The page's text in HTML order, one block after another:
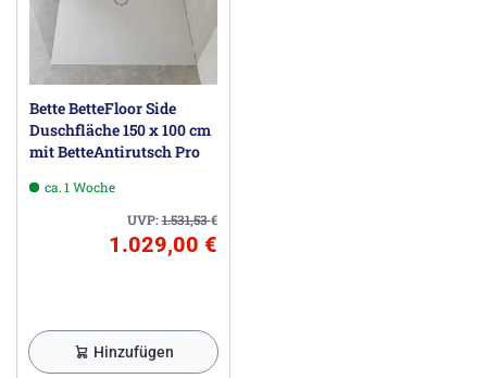
Bette BetteFloor Side
Duschfläche 150 x 100 cm
mit BetteAntirutsch Pro
ca. 1 Woche
UVP:1.531,53€
1.029,00 €
Hinzufügen